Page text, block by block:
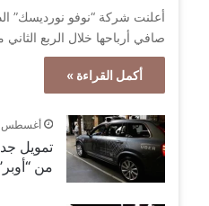
أعلنت شركة “نوفو نورديسك”
صافي أرباحها خلال الربع
أكمل القراءة »
أغسطس 6, 2026
تمويل
من “أوبر” لنحو